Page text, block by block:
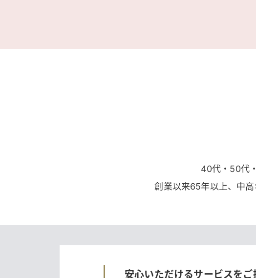
40代・50代
創業以来65年以上、中高
安心いただけるサービスを